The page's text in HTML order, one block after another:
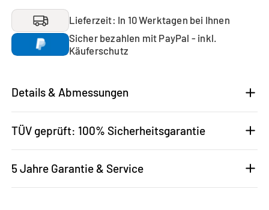
Lieferzeit: In 10 Werktagen bei Ihnen
Sicher bezahlen mit PayPal - inkl.
Käuferschutz
Details & Abmessungen
TÜV geprüft: 100% Sicherheitsgarantie
5 Jahre Garantie & Service